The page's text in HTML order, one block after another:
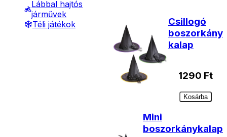
Lábbal hajtós
járművek
Téli játékok
Csillogó
boszorkány
kalap
1290 Ft
Kosárba
Mini
boszorkánykalap